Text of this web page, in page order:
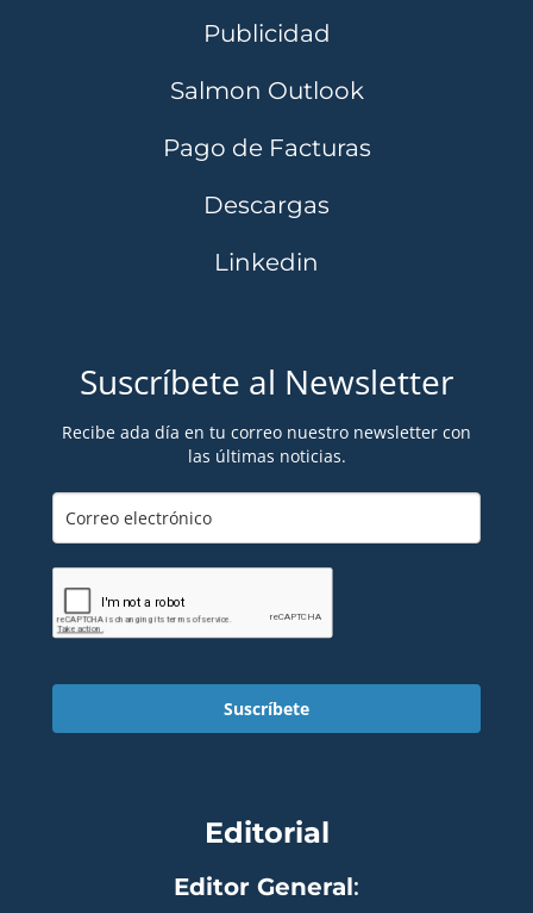
Publicidad
Salmon Outlook
Pago de Facturas
Descargas
Linkedin
Suscríbete al Newsletter
Recibe ada día en tu correo nuestro newsletter con
las últimas noticias.
Suscríbete
Editorial
Editor General: